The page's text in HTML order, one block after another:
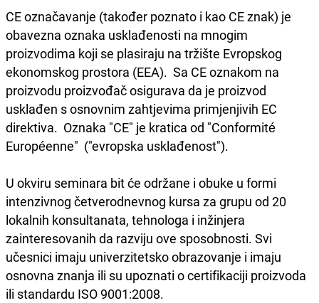
CE označavanje (također poznato i kao CE znak) je
obavezna oznaka usklađenosti na mnogim
proizvodima koji se plasiraju na tržište Evropskog
ekonomskog prostora (EEA). Sa CE oznakom na
proizvodu proizvođač osigurava da je proizvod
usklađen s osnovnim zahtjevima primjenjivih EC
direktiva. Oznaka "CE" je kratica od "Conformité
Européenne" ("evropska usklađenost").
U okviru seminara bit će održane i obuke u formi
intenzivnog četverodnevnog kursa za grupu od 20
lokalnih konsultanata, tehnologa i inžinjera
zainteresovanih da razviju ove sposobnosti. Svi
učesnici imaju univerzitetsko obrazovanje i imaju
osnovna znanja ili su upoznati o certifikaciji proizvoda
ili standardu ISO 9001:2008.